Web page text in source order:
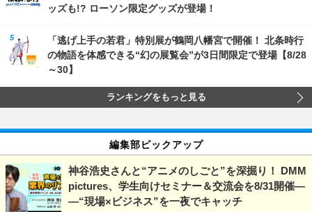
ッズも!? ローソン限定グッズが登場！
「逃げ上手の若君」特別展が鶴岡八幡宮で開催！ 北条時行
の物語を体感できる“幻の展覧会”が3日間限定で登場【8/28
～30】
ランキングをもっと見る
編集部ピックアップ
神谷浩史さんと“アニメのしごと”を深掘り！ DMM
pictures、学生向けセミナー＆交流会を8/31開催―
―“現場×ビジネス”を一夜でキャッチ